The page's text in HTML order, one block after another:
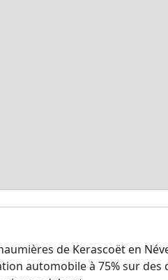
de Kerascoët en
automobile à 75% sur des